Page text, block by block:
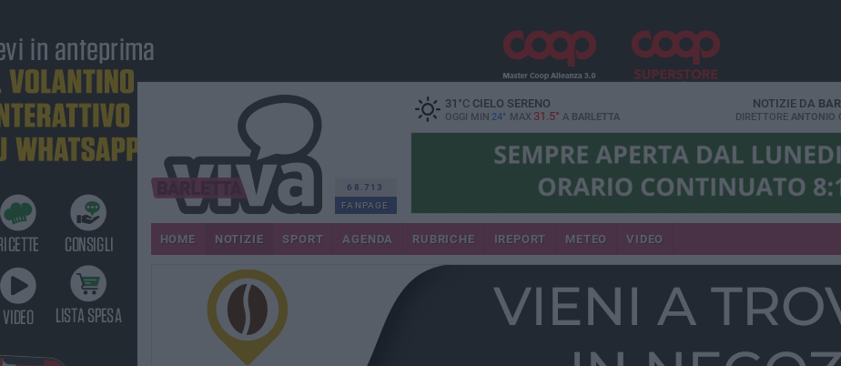
68.713
FANPAGE
31 °CCIELO SERENO
OGGI MIN 24° MAX 31.5° A BARLETTA
NOTIZIE DA
DIRETTORE ANTONIO
HOME NOTIZIE SPORT AGENDA RUBRICHE IREPORT METEO VIDEO